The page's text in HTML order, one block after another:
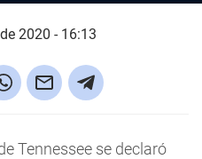
2020 - 16:13
Tennessee se declaró